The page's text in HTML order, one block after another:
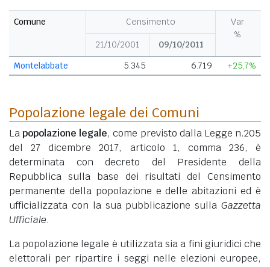
Comune Censimento
Var
%
21/10/2001
09/10/2011
Montelabbate
5.345 6.719 +25,7%
Popolazione legale dei Comuni
Lapopolazione legale, come previsto dalla Legge n.205
del 27 dicembre 2017, articolo 1, comma 236, è
determinata con decreto del Presidente della
Repubblica sulla base dei risultati del Censimento
permanente della popolazione e delle abitazioni ed è
ufficializzata con la sua pubblicazione sulla Gazzetta
Ufficiale.
La popolazione legale è utilizzata sia a fini giuridici che
elettorali per ripartire i seggi nelle elezioni europee,